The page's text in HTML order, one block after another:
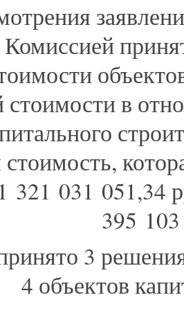
стоимости в
стоимость,
321 031
3
объектов